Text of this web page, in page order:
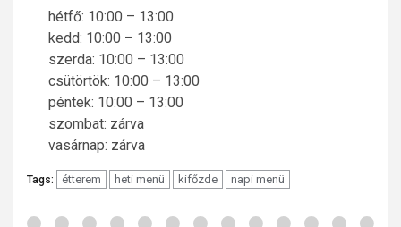
hétfő: 10:00 – 13:00
kedd: 10:00 – 13:00
szerda: 10:00 – 13:00
csütörtök: 10:00 – 13:00
péntek: 10:00 – 13:00
szombat: zárva
vasárnap: zárva
Tags: étterem heti menü kifőzde napi menü